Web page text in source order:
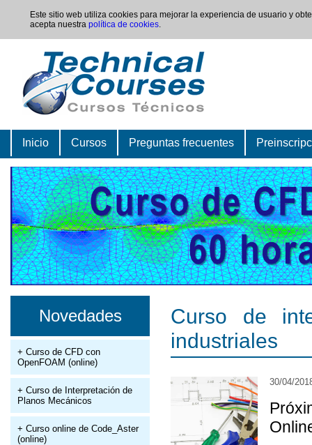
Este sitio web utiliza cookies para mejorar la experiencia de usuario y
acepta nuestra política de cookies.
Inicio Cursos Preguntas frecuentes
Novedades
+ Curso de CFD con
OpenFOAM (online)
+ Curso de Interpretación de
Planos Mecánicos
+ Curso online de Code_Aster
(online)
Curso de
industriales
30/04/